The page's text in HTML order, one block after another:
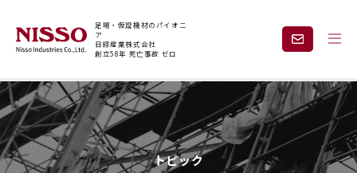
足場・仮設機材のパイオニ
ア
日綜産業株式会社
創立58年 死亡事故 ゼロ
企業情報 製品情報
トピック